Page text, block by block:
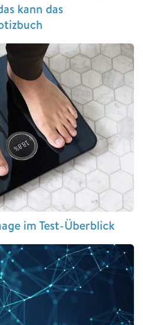
kann das
im Test-Überblick